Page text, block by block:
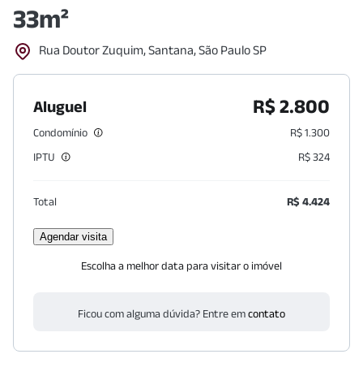
33m²
Rua Doutor Zuquim, Santana, São Paulo SP
Aluguel R$ 2.800
Condomínio
R$ 1.300
IPTU
R$ 324
Total R$ 4.424
Agendar visita
Escolha a melhor data para visitar o imóvel
Ficou com alguma dúvida? Entre emcontato